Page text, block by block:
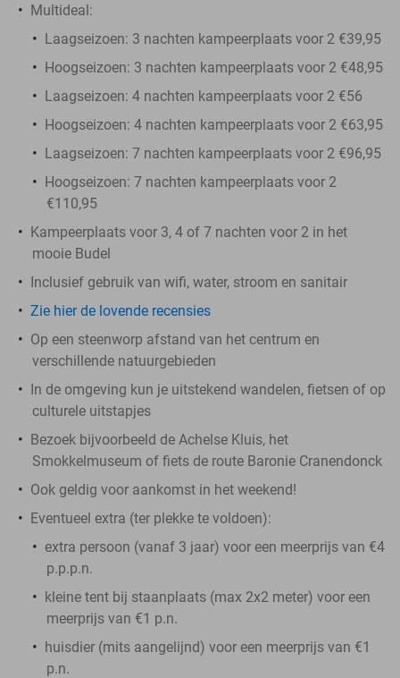
Multideal:
Laagseizoen: 3 nachten kampeerplaats voor 2 €39,95
Hoogseizoen: 3 nachten kampeerplaats voor 2 €48,95
Laagseizoen: 4 nachten kampeerplaats voor 2 €56
Hoogseizoen: 4 nachten kampeerplaats voor 2 €63,95
Laagseizoen: 7 nachten kampeerplaats voor 2 €96,95
Hoogseizoen: 7 nachten kampeerplaats voor 2
€110,95
Kampeerplaats voor 3, 4 of 7 nachten voor 2 in het
mooie Budel
Inclusief gebruik van wifi, water, stroom en sanitair
Zie hier de lovende recensies
Op een steenworp afstand van het centrum en
verschillende natuurgebieden
In de omgeving kun je uitstekend wandelen, fietsen of op
culturele uitstapjes
Bezoek bijvoorbeeld de Achelse Kluis, het
Smokkelmuseum of fiets de route Baronie Cranendonck
Ook geldig voor aankomst in het weekend!
Eventueel extra (ter plekke te voldoen):
extra persoon (vanaf 3 jaar) voor een meerprijs van €4
p.p.p.n.
kleine tent bij staanplaats (max 2x2 meter) voor een
meerprijs van €1 p.n.
huisdier (mits aangelijnd) voor een meerprijs van €1
p.n.